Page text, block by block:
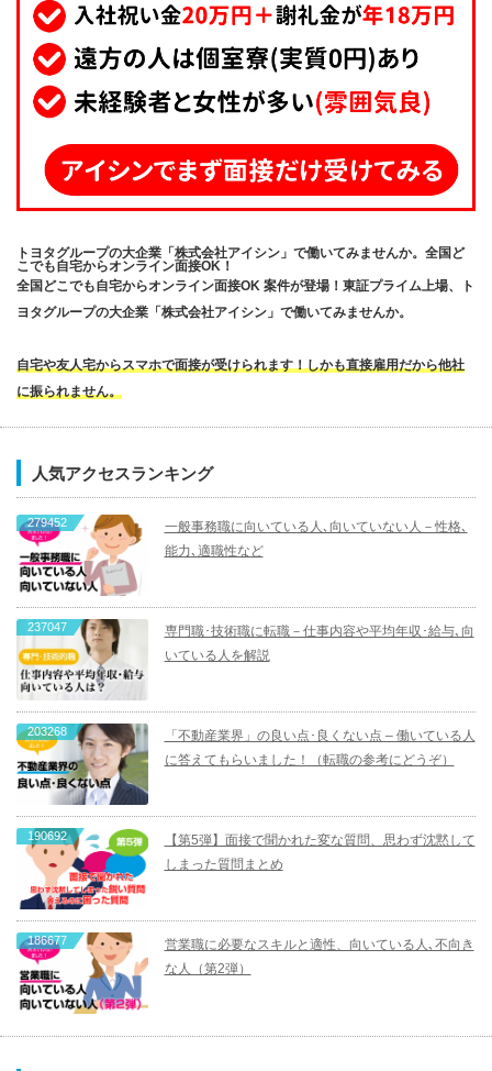
トヨタグループの大企業「株式会社アイシン」で働いてみませんか。全国ど
こでも自宅からオンライン面接OK！
全国どこでも自宅からオンライン面接OK 案件が登場！東証プライム上場、ト
ヨタグループの大企業「株式会社アイシン」で働いてみませんか。
自宅や友人宅からスマホで面接が受けられます！しかも直接雇用だから他社
に振られません。
人気アクセスランキング
279452
一般事務職に向いている人､向いていない人－性格､
能力､適職性など
237047
専門職･技術職に転職－仕事内容や平均年収･給与､向
いている人を解説
203268
「不動産業界」の良い点･良くない点 – 働いている人
に答えてもらいました！（転職の参考にどうぞ）
190692
【第5弾】面接で聞かれた変な質問、思わず沈黙して
しまった質問まとめ
186677
営業職に必要なスキルと適性、向いている人､不向き
な人（第2弾）